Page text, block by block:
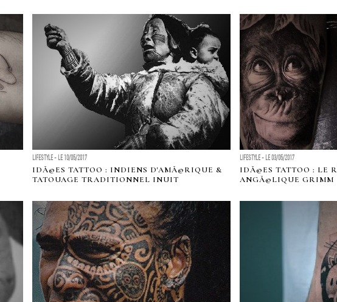
LIFESTYLE - LE 10/05/2017
IDÃ©ES TATTOO : INDIENS D'AMÃ©RIQUE &
TATOUAGE TRADITIONNEL INUIT
LIFESTYLE - LE 03/05/2017
IDÃ©ES TATTOO : LE
ANGÃ©LIQUE GRIMM